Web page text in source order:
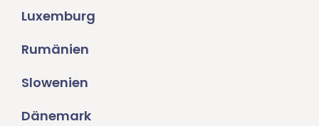
Luxemburg
Rumänien
Slowenien
Dänemark